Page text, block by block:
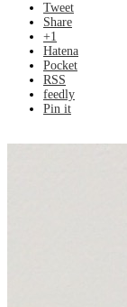
Tweet
Share
+1
Hatena
Pocket
RSS
feedly
Pin it